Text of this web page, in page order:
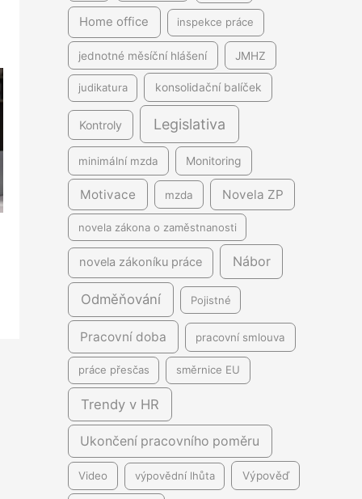
Home office inspekce práce
jednotné měsíční hlášení JMHZ
judikatura konsolidační balíček
Kontroly Legislativa
minimální mzda Monitoring
Motivace mzda Novela ZP
novela zákona o zaměstnanosti
novela zákoníku práce Nábor
Odměňování Pojistné
Pracovní doba pracovní smlouva
práce přesčas směrnice EU
Trendy v HR
Ukončení pracovního poměru
Video výpovědní lhůta Výpověď